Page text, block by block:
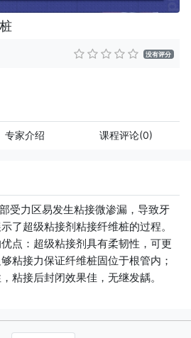
没有评分
专家介绍 课程评论(0)
受力区易发生粘接微渗漏，导致牙
了超级粘接剂粘接纤维桩的过程。
点：超级粘接剂具有柔韧性，可更
粘接力保证纤维桩固位于根管内；
粘接后封闭效果佳，无继发龋。